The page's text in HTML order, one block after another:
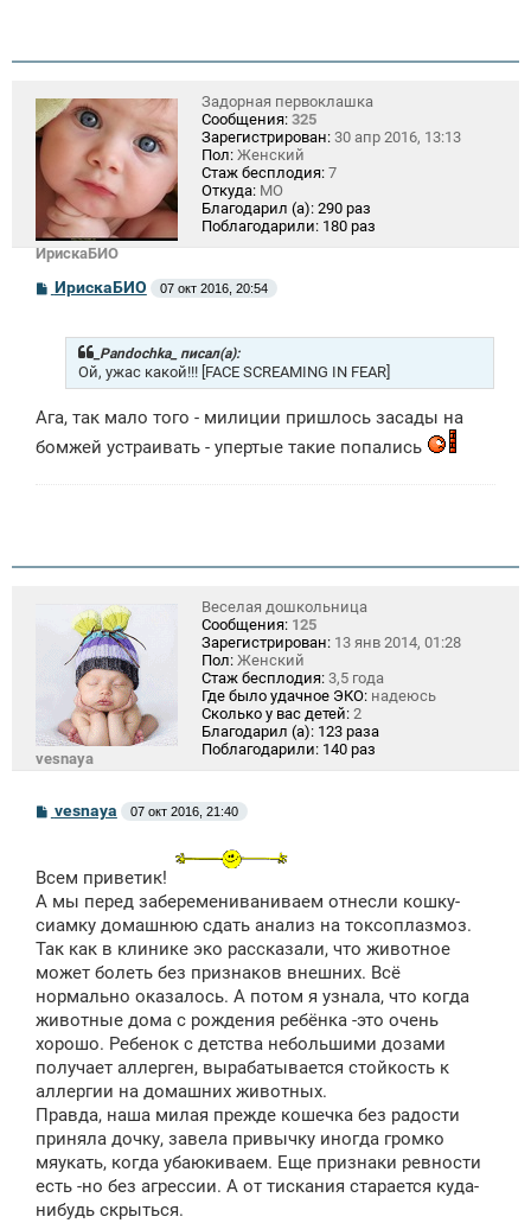
ИрискаБИО
Задорная первоклашка
Сообщения: 325
Зарегистрирован: 30 апр 2016, 13:13
Пол: Женский
Стаж бесплодия: 7
Откуда: МО
Благодарил (а): 290 раз
Поблагодарили: 180 раз
С
е
ИрискаБИО 07 окт 2016, 20:54
_Pandochka_ писал(а):
Ой, ужас какой!!! [FACE SCREAMING IN FEAR]
Ага, так мало того - милиции пришлось засады на
бомжей устраивать - упертые такие попались
vesnaya
Веселая дошкольница
Сообщения: 125
Зарегистрирован: 13 янв 2014, 01:28
Пол: Женский
Стаж бесплодия: 3,5 года
Где было удачное ЭКО: надеюсь
Сколько у вас детей: 2
Благодарил (а): 123 раза
Поблагодарили: 140 раз
С
щ
н
и
vesnaya 07 окт 2016, 21:40
Всем приветик!
А мы перед заберемениваниваем отнесли кошку-
сиамку домашнюю сдать анализ на токсоплазмоз.
Так как в клинике эко рассказали, что животное
может болеть без признаков внешних. Всё
нормально оказалось. А потом я узнала, что когда
животные дома с рождения ребёнка -это очень
хорошо. Ребенок с детства небольшими дозами
получает аллерген, вырабатывается стойкость к
аллергии на домашних животных.
Правда, наша милая прежде кошечка без радости
приняла дочку, завела привычку иногда громко
мяукать, когда убаюкиваем. Еще признаки ревности
есть -но без агрессии. А от тискания старается куда-
нибудь скрыться.